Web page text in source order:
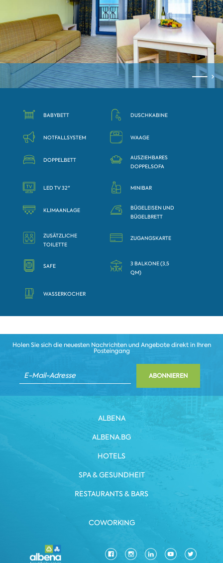
BABYBETT DUSCHKABINE
NOTFALLSYSTEM WAAGE
DOPPELBETT
AUSZIEHBARES
DOPPELSOFA
LED TV 32" MINIBAR
KLIMAANLAGE
BÜGELEISEN UND
BÜGELBRETT
ZUSÄTZLICHE
TOILETTE
ZUGANGSKARTE
SAFE
3 BALKONE (3,5
QM)
WASSERKOCHER
Holen Sie sich die neuesten Nachrichten und Angebote direkt in Ihren
Posteingang
ABONNIEREN
ALBENA
ALBENA.BG
HOTELS
SPA & GESUNDHEIT
RESTAURANTS & BARS
COWORKING